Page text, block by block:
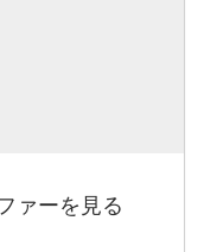
ァーを見る